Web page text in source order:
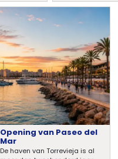
Opening van Paseo del
Mar
De haven van Torrevieja is al